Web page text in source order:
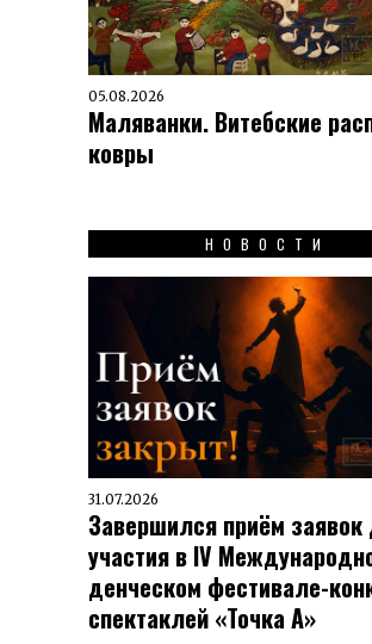
05.08.2026
Маляванки. Витебские
ковры
НОВОСТИ
31.07.2026
Завершился приём
участия в IV
ден­чес­ком фес­ти­вале-
спек­таклей «Точка А»